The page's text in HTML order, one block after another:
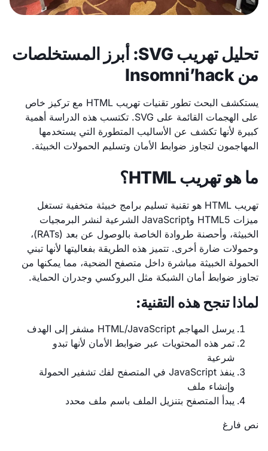
تحليل تهريب SVG: أبرز المستخلصات
من Insomni’hack
يستكشف البحث تطور تقنيات تهريب HTML مع تركيز خاص
على الهجمات القائمة على SVG. تكتسب هذه الدراسة أهمية
كبيرة لأنها تكشف عن الأساليب المتطورة التي يستخدمها
المهاجمون لتجاوز ضوابط الأمان وتسليم الحمولات الخبيثة.
ما هو تهريب HTML؟
تهريب HTML هو تقنية تسليم برامج خبيثة متخفية تستغل
ميزات HTML5 وJavaScript الشرعية لنشر البرمجيات
الخبيثة، وأحصنة طروادة الخاصة بالوصول عن بعد (RATs)،
وحمولات ضارة أخرى. تتميز هذه الطريقة بفعاليتها لأنها تبني
الحمولة الخبيثة مباشرة داخل متصفح الضحية، مما يمكنها من
تجاوز ضوابط أمان الشبكة مثل البروكسي وجدران الحماية.
لماذا تنجح هذه التقنية:
يرسل المهاجم HTML/JavaScript مشفر إلى الهدف
تمر هذه المحتويات عبر ضوابط الأمان لأنها تبدو
شرعية
ينفذ JavaScript في المتصفح لفك تشفير الحمولة
وإنشاء ملف
يبدأ المتصفح بتنزيل الملف باسم ملف محدد
نص فارغ